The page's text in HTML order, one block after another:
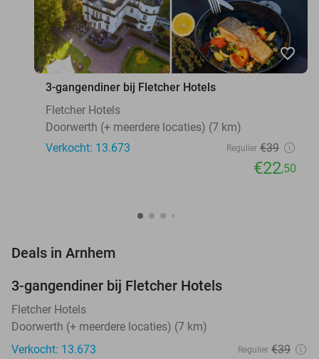
favorite_border
3-gangendiner bij Fletcher Hotels
Fletcher Hotels
Doorwerth (+ meerdere locaties) (7 km)
Verkocht: 13.673
Regulier €39
€22,50
Deals in Arnhem
3-gangendiner bij Fletcher Hotels
Fletcher Hotels
Doorwerth (+ meerdere locaties) (7 km)
Verkocht: 13.673
Regulier €39